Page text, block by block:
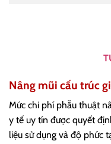
Nâng mũi cấu trúc
Mức chi phí phẫu thuật
y tế uy tín được quyết
liệu sử dụng và độ phức